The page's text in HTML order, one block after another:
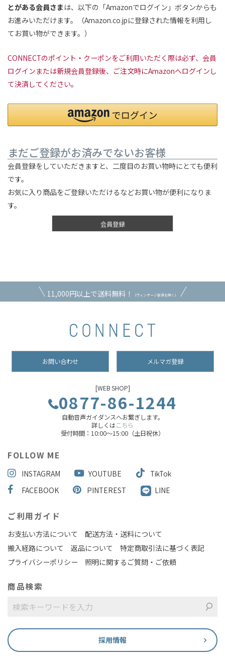
とがある会員さま は、以下の「Amazonでログイン」ボタンからも
お進みいただけます。（Amazon.co.jpに登録された情報を利用し
てお買い物ができます。）
CONNECTのポイント・クーポンをご利用いただく際は必ず、会員
ログインまたは新規会員登録後、ご注文時にAmazonへログインし
て決済してください。
まだご登録がお済みでないお客様
会員登録をしていただきますと、二度目のお買い物時にとても便利
です。
お気に入り商品をご登録いただけるなどお買い物が便利になりま
す。
会員登録
11,000円以上で送料無料！ （ヴィンテージ家具を除く）
お問い合わせ メルマガ登録
[WEB SHOP]
0877-86-1244
自動音声ガイダンスへお繋ぎします。
詳しくはこちら
受付時間：10:00～15:00（土日祝休）
FOLLOW ME
INSTAGRAM YOUTUBE
TikTok
FACEBOOK
PINTEREST LINE
ご利用ガイド
お支払い方法について
配送方法・送料について
搬入経路について
返品について
特定商取引法に基づく表記
プライバシーポリシー
照明に関するご質問・ご依頼
商品検索
採用情報